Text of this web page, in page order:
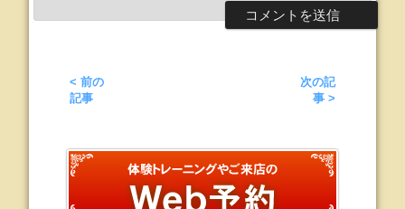
< 前の
記事
次の記
事 >